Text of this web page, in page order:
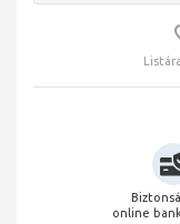
online